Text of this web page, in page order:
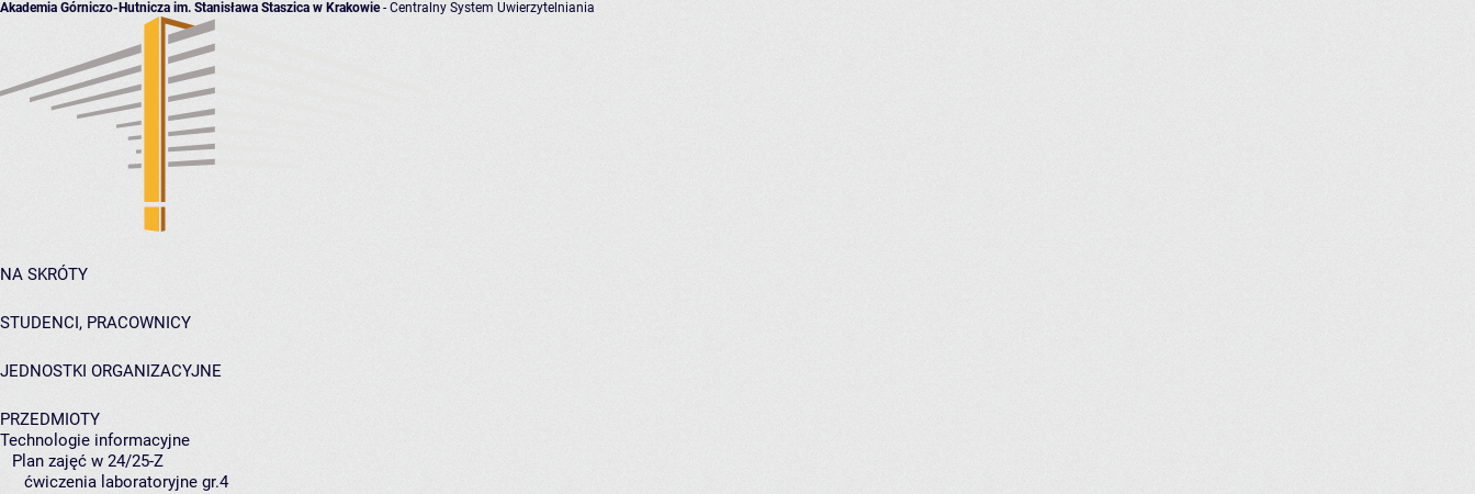
Akademia Górniczo-Hutnicza im. Stanisława Staszica w Krakowie- Centralny System Uwierzytelniania
NA SKRÓTY
STUDENCI, PRACOWNICY
JEDNOSTKI ORGANIZACYJNE
PRZEDMIOTY
Technologie informacyjne
Plan zajęć w 24/25-Z
ćwiczenia laboratoryjne gr.4